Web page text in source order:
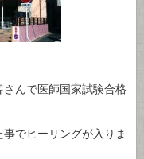
んで医師国家試験合格
でヒーリングが入りま